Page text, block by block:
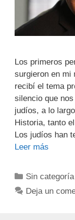
Los primeros
surgieron en mi
recibí el tema
silencio que
judíos, a lo
Historia, tanto
Los judíos han
Leer más
Sin categoría
Deja un